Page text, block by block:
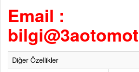
Email :
Diğer Özellikler